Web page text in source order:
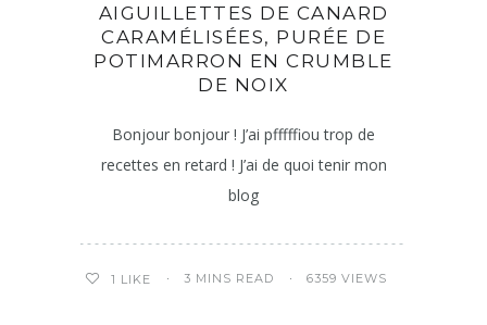
AIGUILLETTES DE CANARD
CARAMÉLISÉES, PURÉE DE
POTIMARRON EN CRUMBLE
DE NOIX
Bonjour bonjour ! J’ai pfffffiou trop de
recettes en retard ! J’ai de quoi tenir mon
blog
1 LIKE 3 MINS READ 6359 VIEWS